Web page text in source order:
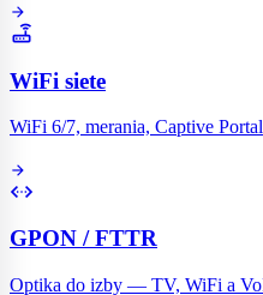
arrow_forward
router
WiFi siete
WiFi 6/7, merania, Captive Portal
arrow_forward
settings_ethernet
GPON / FTTR
Optika do izby — TV, WiFi a